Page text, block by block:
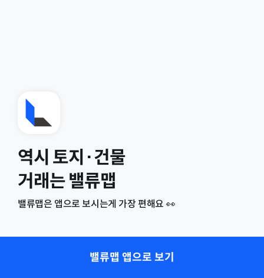
역시 토지·건물
거래는 밸류맵
밸류맵은 앱으로 보시는게 가장 편해요 👀
밸류맵 앱으로 보기